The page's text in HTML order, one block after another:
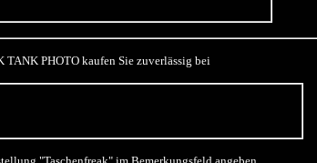
TANK PHOTO kaufen Sie zuverlässig bei